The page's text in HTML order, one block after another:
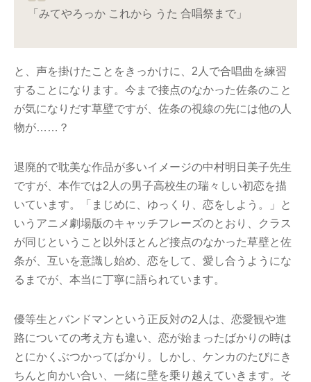
「みてやろっか これから うた 合唱祭まで」
と、声を掛けたことをきっかけに、2人で合唱曲を練習
することになります。今まで接点のなかった佐条のこと
が気になりだす草壁ですが、佐条の視線の先には他の人
物が……？
退廃的で耽美な作品が多いイメージの中村明日美子先生
ですが、本作では2人の男子高校生の瑞々しい初恋を描
いています。「まじめに、ゆっくり、恋をしよう。」と
いうアニメ劇場版のキャッチフレーズのとおり、クラス
が同じということ以外ほとんど接点のなかった草壁と佐
条が、互いを意識し始め、恋をして、愛し合うようにな
るまでが、本当に丁寧に語られています。
優等生とバンドマンという正反対の2人は、恋愛観や進
路についての考え方も違い、恋が始まったばかりの時は
とにかくぶつかってばかり。しかし、ケンカのたびにき
ちんと向かい合い、一緒に壁を乗り越えていきます。そ